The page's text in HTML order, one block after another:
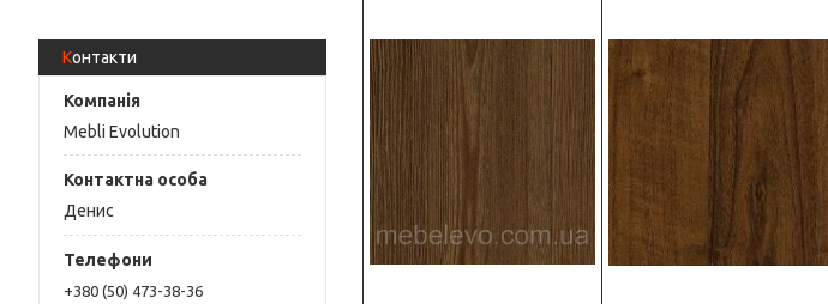
Контакти
Mebli Evolution
Денис
+380 (50) 473-38-36